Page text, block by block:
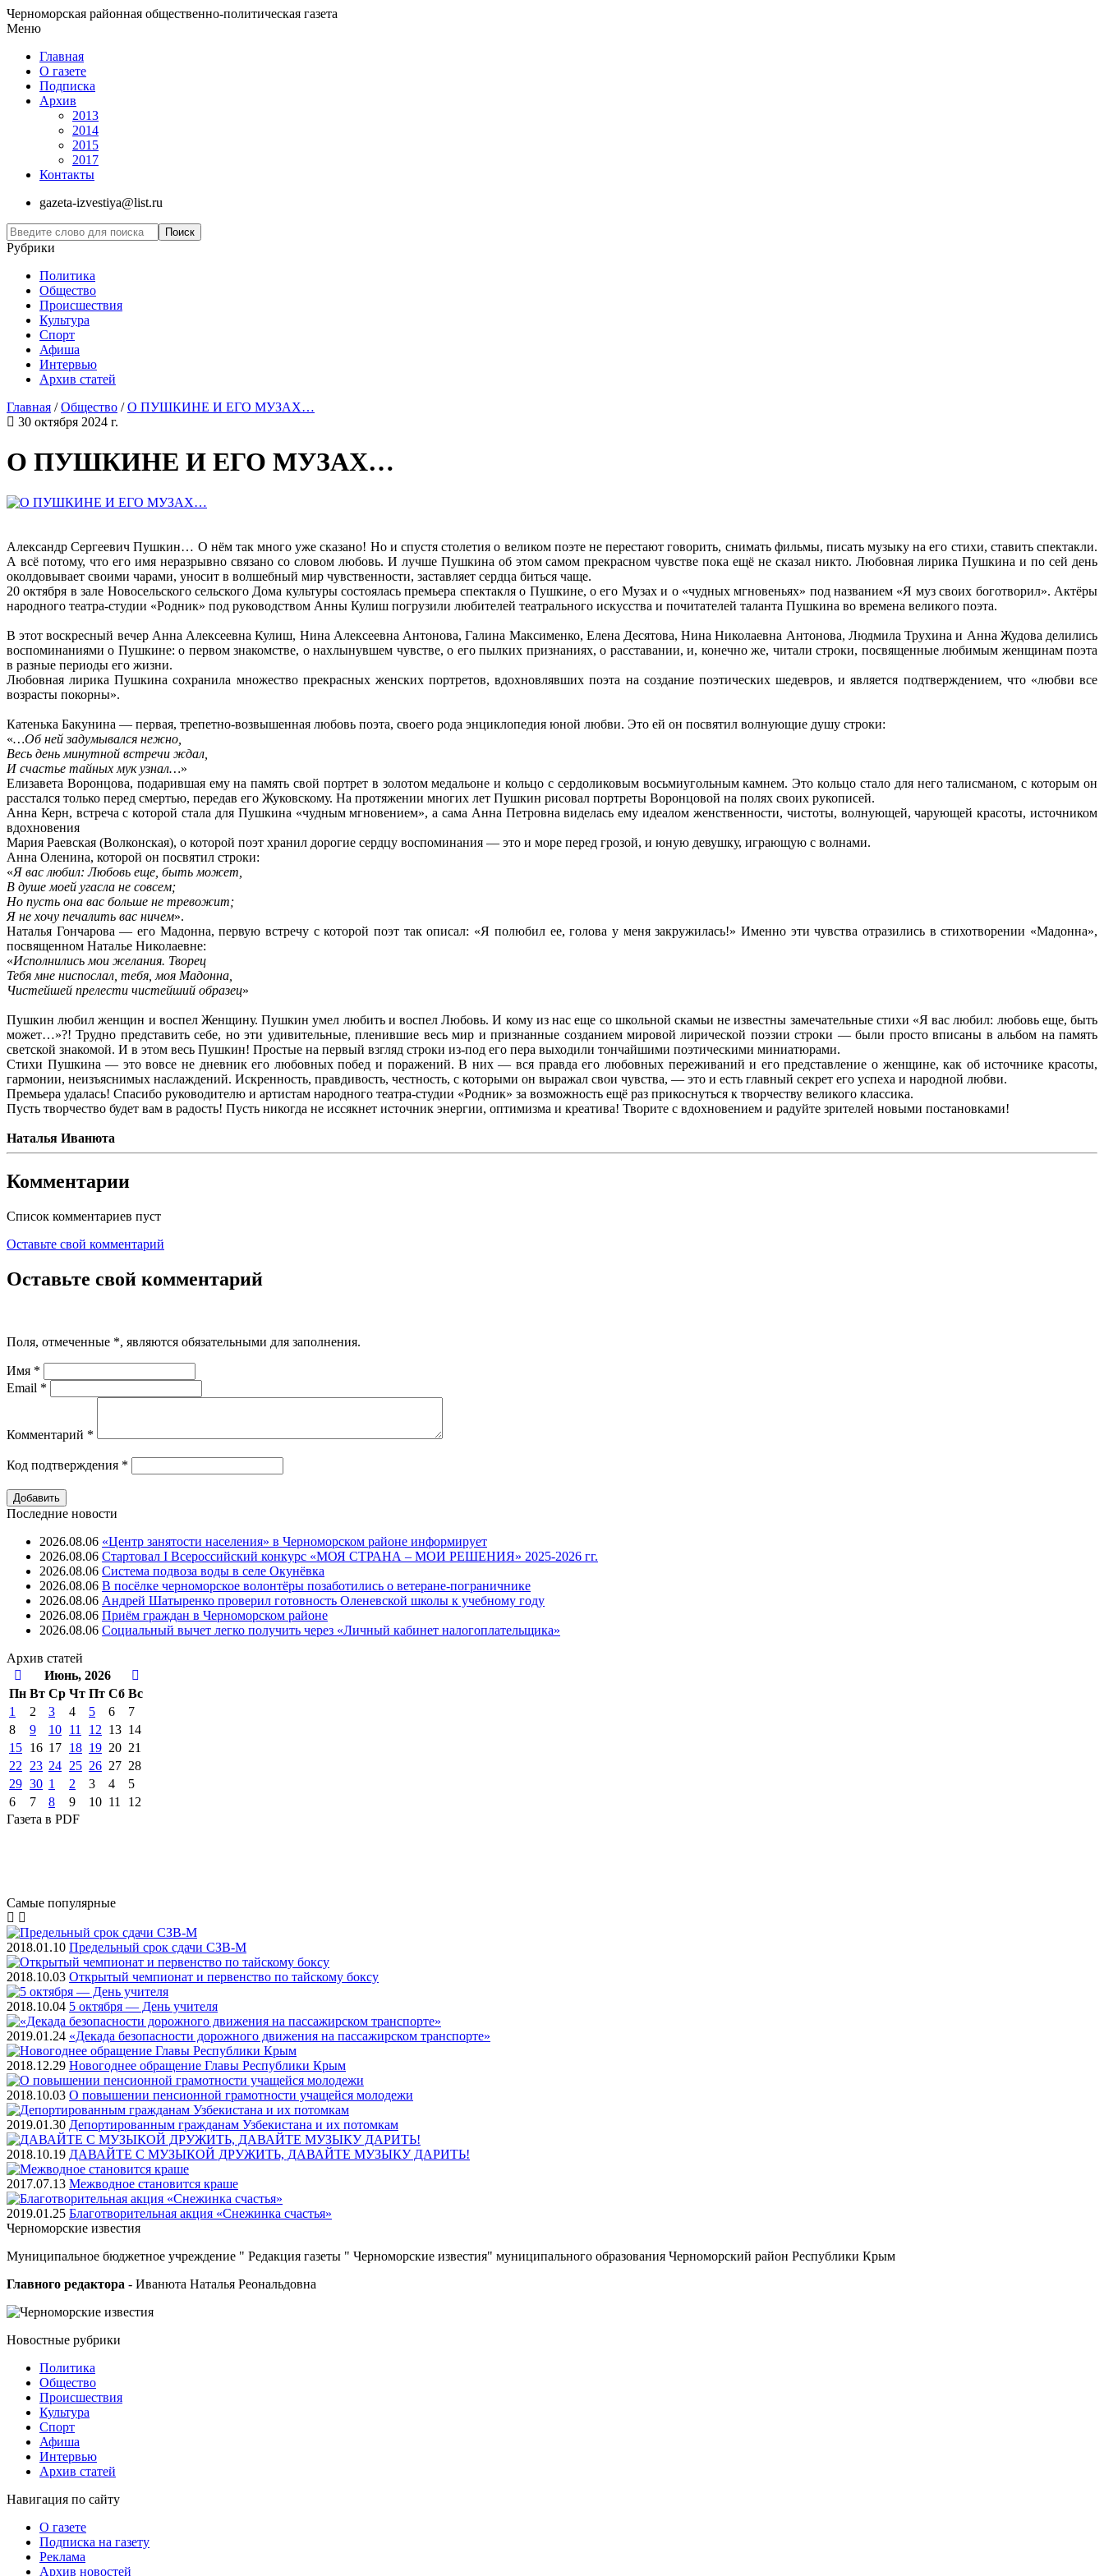
Черноморская районная общественно-политическая газета
Меню
Главная
О газете
Подписка
Архив
2013
2014
2015
2017
Контакты
gazeta-izvestiya@list.ru
Рубрики
Политика
Общество
Проиcшествия
Культура
Спорт
Афиша
Интервью
Архив статей
Главная /Общество /О ПУШКИНЕ И ЕГО МУЗАХ…
30 октября 2024 г.
О ПУШКИНЕ И ЕГО МУЗАХ…
Александр Сергеевич Пушкин… О нём так много уже сказано! Но и спустя столетия о великом поэте не перестают говорить, снимать фильмы, писать музыку на его стихи, ставить спектакли.
А всё потому, что его имя неразрывно связано со словом любовь. И лучше Пушкина об этом самом прекрасном чувстве пока ещё не сказал никто. Любовная лирика Пушкина и по сей день
околдовывает своими чарами, уносит в волшебный мир чувственности, заставляет сердца биться чаще.
20 октября в зале Новосельского сельского Дома культуры состоялась премьера спектакля о Пушкине, о его Музах и о «чудных мгновеньях» под названием «Я муз своих боготворил». Актёры
народного театра-студии «Родник» под руководством Анны Кулиш погрузили любителей театрального искусства и почитателей таланта Пушкина во времена великого поэта.
В этот воскресный вечер Анна Алексеевна Кулиш, Нина Алексеевна Антонова, Галина Максименко, Елена Десятова, Нина Николаевна Антонова, Людмила Трухина и Анна Жудова делились
воспоминаниями о Пушкине: о первом знакомстве, о нахлынувшем чувстве, о его пылких признаниях, о расставании, и, конечно же, читали строки, посвященные любимым женщинам поэта
в разные периоды его жизни.
Любовная лирика Пушкина сохранила множество прекрасных женских портретов, вдохновлявших поэта на создание поэтических шедевров, и является подтверждением, что «любви все
возрасты покорны».
Катенька Бакунина — первая, трепетно-возвышенная любовь поэта, своего рода энциклопедия юной любви. Это ей он посвятил волнующие душу строки:
«…Об ней задумывался нежно,
Весь день минутной встречи ждал,
И счастье тайных мук узнал…»
Елизавета Воронцова, подарившая ему на память свой портрет в золотом медальоне и кольцо с сердоликовым восьмиугольным камнем. Это кольцо стало для него талисманом, с которым он
расстался только перед смертью, передав его Жуковскому. На протяжении многих лет Пушкин рисовал портреты Воронцовой на полях своих рукописей.
Анна Керн, встреча с которой стала для Пушкина «чудным мгновением», а сама Анна Петровна виделась ему идеалом женственности, чистоты, волнующей, чарующей красоты, источником
вдохновения
Мария Раевская (Волконская), о которой поэт хранил дорогие сердцу воспоминания — это и море перед грозой, и юную девушку, играющую с волнами.
Анна Оленина, которой он посвятил строки:
«Я вас любил: Любовь еще, быть может,
В душе моей угасла не совсем;
Но пусть она вас больше не тревожит;
Я не хочу печалить вас ничем».
Наталья Гончарова — его Мадонна, первую встречу с которой поэт так описал: «Я полюбил ее, голова у меня закружилась!» Именно эти чувства отразились в стихотворении «Мадонна»,
посвященном Наталье Николаевне:
«Исполнились мои желания. Творец
Тебя мне ниспослал, тебя, моя Мадонна,
Чистейшей прелести чистейший образец»
Пушкин любил женщин и воспел Женщину. Пушкин умел любить и воспел Любовь. И кому из нас еще со школьной скамьи не известны замечательные стихи «Я вас любил: любовь еще, быть
может…»?! Трудно представить себе, но эти удивительные, пленившие весь мир и признанные созданием мировой лирической поэзии строки — были просто вписаны в альбом на память
светской знакомой. И в этом весь Пушкин! Простые на первый взгляд строки из-под его пера выходили тончайшими поэтическими миниатюрами.
Стихи Пушкина — это вовсе не дневник его любовных побед и поражений. В них — вся правда его любовных переживаний и его представление о женщине, как об источнике красоты,
гармонии, неизъяснимых наслаждений. Искренность, правдивость, честность, с которыми он выражал свои чувства, — это и есть главный секрет его успеха и народной любви.
Премьера удалась! Спасибо руководителю и артистам народного театра-студии «Родник» за возможность ещё раз прикоснуться к творчеству великого классика.
Пусть творчество будет вам в радость! Пусть никогда не иссякнет источник энергии, оптимизма и креатива! Творите с вдохновением и радуйте зрителей новыми постановками!
Наталья Иванюта
Комментарии
Список комментариев пуст
Оставьте свой комментарий
Оставьте свой комментарий
Поля, отмеченные *, являются обязательными для заполнения.
Имя *
Email *
Комментарий *
Код подтверждения *
Последние новости
2026.08.06 «Центр занятости населения» в Черноморском районе информирует
2026.08.06 Стартовал I Всероссийский конкурс «МОЯ СТРАНА – МОИ РЕШЕНИЯ» 2025-2026 гг.
2026.08.06 Система подвоза воды в селе Окунёвка
2026.08.06 В посёлке черноморское волонтёры позаботились о ветеране-пограничнике
2026.08.06 Андрей Шатыренко проверил готовность Оленевской школы к учебному году
2026.08.06 Приём граждан в Черноморском районе
2026.08.06 Социальный вычет легко получить через «Личный кабинет налогоплательщика»
Архив статей
Июнь, 2026
Пн Вт Ср Чт Пт Cб Вс
1
2 3 4 5 6
7
8
9 10 11 12 13 14
15 16 17 18 19 20 21
22
23 24 25 26 27 28
29 30 1 2 3 4
5
6
7 8 9 10 11
12
Газета в PDF
Самые популярные
2018.01.10 Предельный срок сдачи СЗВ-М
2018.10.03 Открытый чемпионат и первенство по тайскому боксу
2018.10.04 5 октября — День учителя
2019.01.24 «Декада безопасности дорожного движения на пассажирском транспорте»
2018.12.29 Новогоднее обращение Главы Республики Крым
2018.10.03 О повышении пенсионной грамотности учащейся молодежи
2019.01.30 Депортированным гражданам Узбекистана и их потомкам
2018.10.19 ДАВАЙТЕ С МУЗЫКОЙ ДРУЖИТЬ, ДАВАЙТЕ МУЗЫКУ ДАРИТЬ!
2017.07.13 Межводное становится краше
2019.01.25 Благотворительная акция «Снежинка счастья»
Черноморские известия
Муниципальное бюджетное учреждение " Редакция газеты " Черноморские известия" муниципального образования Черноморский район Республики Крым
Главного редактора - Иванюта Наталья Реональдовна
Новостные рубрики
Политика
Общество
Проиcшествия
Культура
Спорт
Афиша
Интервью
Архив статей
Навигация по сайту
О газете
Подписка на газету
Реклама
Архив новостей